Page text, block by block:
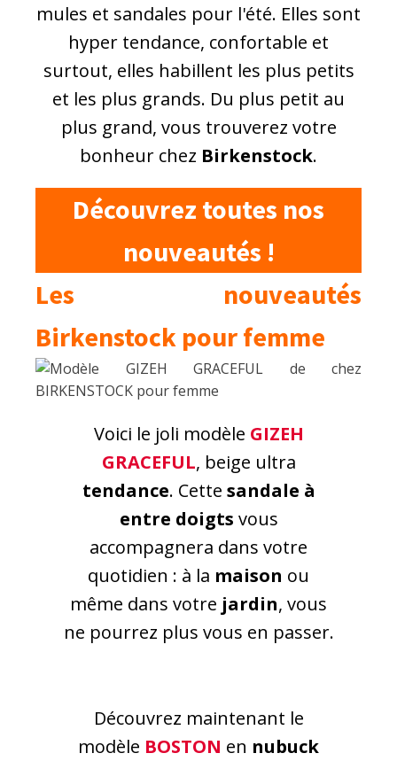
mules et sandales pour l'été. Elles sont
hyper tendance, confortable et
surtout, elles habillent les plus petits
et les plus grands. Du plus petit au
plus grand, vous trouverez votre
bonheur chez Birkenstock.
Découvrez toutes nos
nouveautés !
Les nouveautés
Birkenstock pour femme
Voici le joli modèle GIZEH
GRACEFUL, beige ultra
tendance. Cette sandale à
entre doigts vous
accompagnera dans votre
quotidien : à la maison ou
même dans votre jardin, vous
ne pourrez plus vous en passer.
Découvrez maintenant le
modèle BOSTON en nubuck